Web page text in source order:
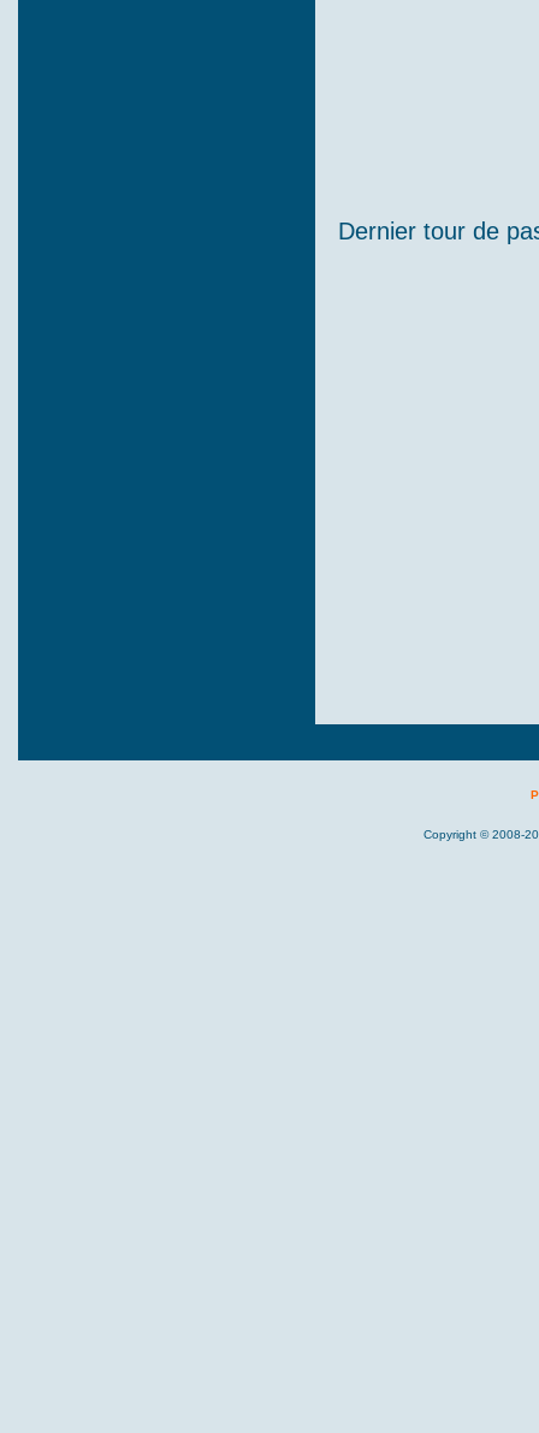
Dernier tour de
Copyright © 2008-